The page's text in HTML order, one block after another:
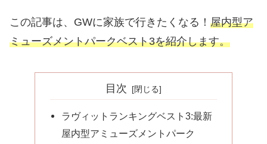
この記事は、GWに家族で行きたくなる！ 屋内型ア
ミューズメントパークベスト3を紹介します。
目次
ラヴィットランキングベスト3:最新
屋内型アミューズメントパーク